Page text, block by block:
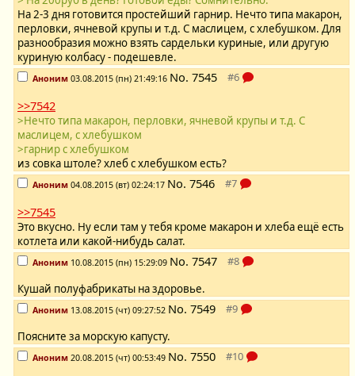
На 2-3 дня готовится простейший гарнир. Нечто типа макарон,
перловки, ячневой крупы и т.д. С маслицем, с хлебушком. Для
разнообразия можно взять сардельки куриные, или другую
куриную колбасу - подешевле.
Аноним 03.08.2015 (пн) 21:49:16 No. 7545
>>7542
>Нечто типа макарон, перловки, ячневой крупы и т.д. С
маслицем, с хлебушком
>гарнир с хлебушком
из совка штоле? хлеб с хлебушком есть?
Аноним 04.08.2015 (вт) 02:24:17 No. 7546
>>7545
Это вкусно. Ну если там у тебя кроме макарон и хлеба ещё есть
котлета или какой-нибудь салат.
Аноним 10.08.2015 (пн) 15:29:09 No. 7547
Кушай полуфабрикаты на здоровье.
Аноним 13.08.2015 (чт) 09:27:52 No. 7549
Поясните за морскую капусту.
Аноним 20.08.2015 (чт) 00:53:49 No. 7550